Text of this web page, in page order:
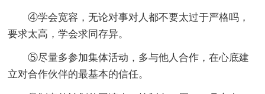
④学会宽容，无论对事对人都不要太过于严格吗，
要求太高，学会求同存异。
⑤尽量多参加集体活动，多与他人合作，在心底建
立对合作伙伴的最基本的信任。